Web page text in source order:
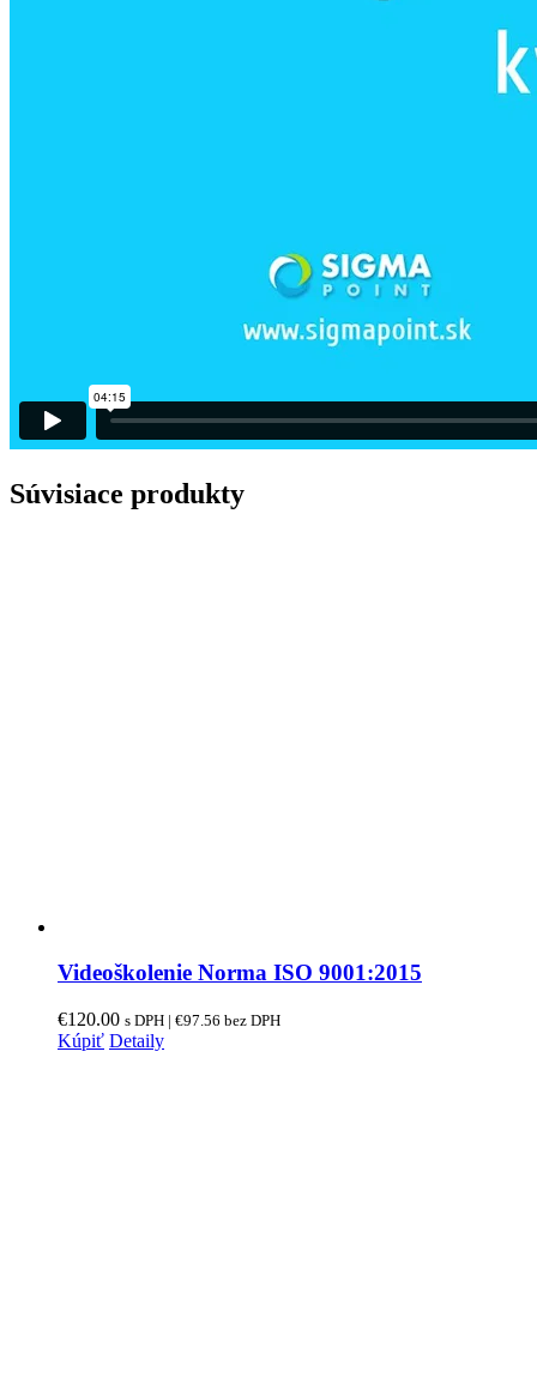
Súvisiace produkty
Videoškolenie Norma ISO 9001:2015
€120.00 s DPH | €97.56 bez DPH
Kúpiť Detaily